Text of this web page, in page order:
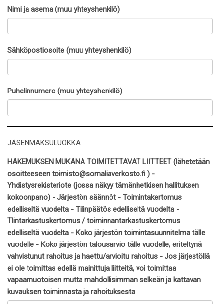
Nimi ja asema (muu yhteyshenkilö)
Sähköpostiosoite (muu yhteyshenkilö)
Puhelinnumero (muu yhteyshenkilö)
JÄSENMAKSULUOKKA
HAKEMUKSEN MUKANA TOIMITETTAVAT LIITTEET (lähetetään
osoitteeseen toimisto@somaliaverkosto.fi ) -
Yhdistysrekisteriote (jossa näkyy tämänhetkisen hallituksen
kokoonpano) - Järjestön säännöt - Toimintakertomus
edelliseltä vuodelta - Tilinpäätös edelliseltä vuodelta -
Tlintarkastuskertomus / toiminnantarkastuskertomus
edelliseltä vuodelta - Koko järjestön toimintasuunnitelma tälle
vuodelle - Koko järjestön talousarvio tälle vuodelle, eriteltynä
vahvistunut rahoitus ja haettu/arvioitu rahoitus - Jos järjestöllä
ei ole toimittaa edellä mainittuja liitteitä, voi toimittaa
vapaamuotoisen mutta mahdollisimman selkeän ja kattavan
kuvauksen toiminnasta ja rahoituksesta